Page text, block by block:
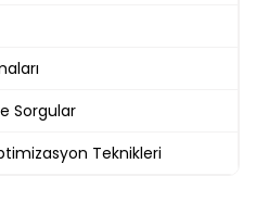
Sorgular
Teknikleri